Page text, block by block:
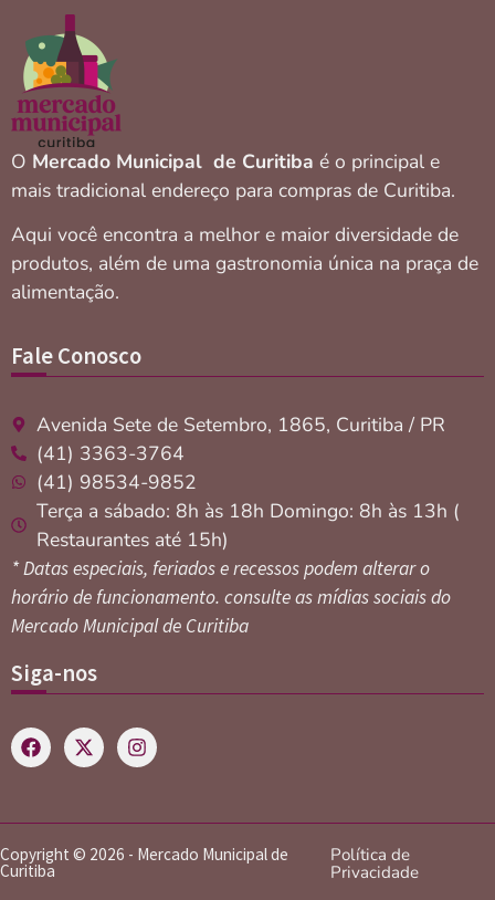
O Mercado Municipal de Curitiba é o principal e
mais tradicional endereço para compras de Curitiba.
Aqui você encontra a melhor e maior diversidade de
produtos, além de uma gastronomia única na praça de
alimentação.
Fale Conosco
Avenida Sete de Setembro, 1865, Curitiba / PR
(41) 3363-3764
(41) 98534-9852
Terça a sábado: 8h às 18h Domingo: 8h às 13h (
Restaurantes até 15h)
* Datas especiais, feriados e recessos podem alterar o
horário de funcionamento. consulte as mídias sociais do
Mercado Municipal de Curitiba
Siga-nos
Copyright © 2026 - Mercado Municipal de
Curitiba
Política de
Privacidade